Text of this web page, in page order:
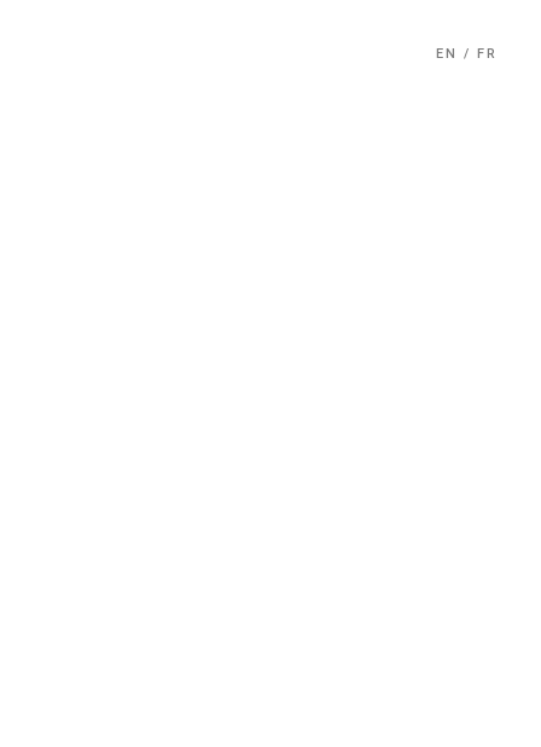
EN /FR